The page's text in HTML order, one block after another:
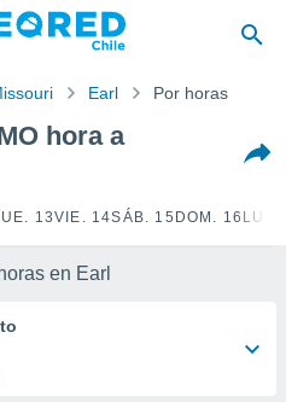
Earl Por horas
hora a
13VIE. 14SÁB. 15 DOM. 16
en Earl